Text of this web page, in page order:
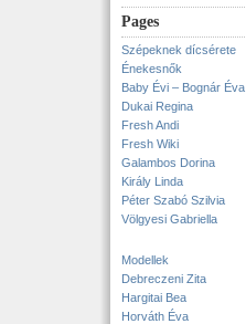
Pages
Szépeknek dícsérete
Énekesnők
Baby Évi – Bognár Éva
Dukai Regina
Fresh Andi
Fresh Wiki
Galambos Dorina
Király Linda
Péter Szabó Szilvia
Völgyesi Gabriella
Modellek
Debreczeni Zita
Hargitai Bea
Horváth Éva